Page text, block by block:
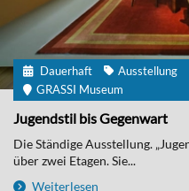
Dauerhaft
Ausstellung
GRASSI Museum
Jugendstil bis Gegenwart
Die Ständige Ausstellung.
über zwei Etagen. Sie...
Weiterlesen